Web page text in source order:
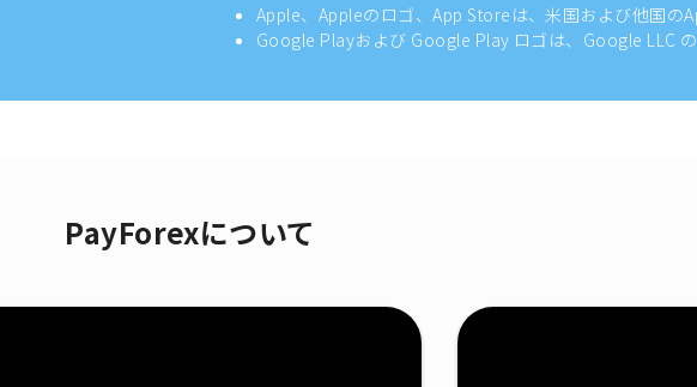
Apple、Appleのロゴ、App Storeは、米国および他国の
Google Playおよび Google Play ロゴは、Google LLC の
PayForexについて